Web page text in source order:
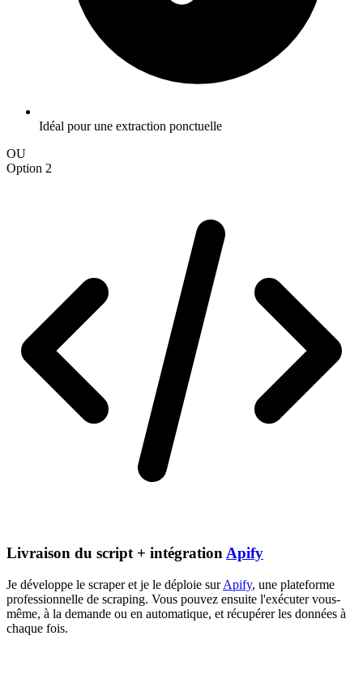
Idéal pour une extraction ponctuelle
OU
Option 2
Livraison du script + intégration Apify
Je développe le scraper et je le déploie surApify, une plateforme
professionnelle de scraping. Vous pouvez ensuite l'exécuter vous-
même, à la demande ou en automatique, et récupérer les données à
chaque fois.